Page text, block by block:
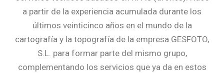
a partir de la experiencia acumulada durante los
últimos veinticinco años en el mundo de la
cartografía y la topografía de la empresa GESFOTO,
S.L. para formar parte del mismo grupo,
complementando los servicios que ya da en estos